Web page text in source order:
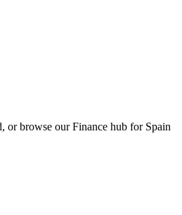
or browse our Finance hub for Spain